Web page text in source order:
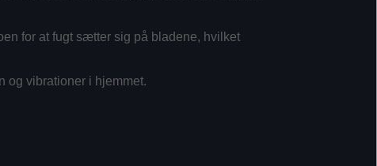
for at fugt sætter sig på bladene, hvilket
og vibrationer i hjemmet.